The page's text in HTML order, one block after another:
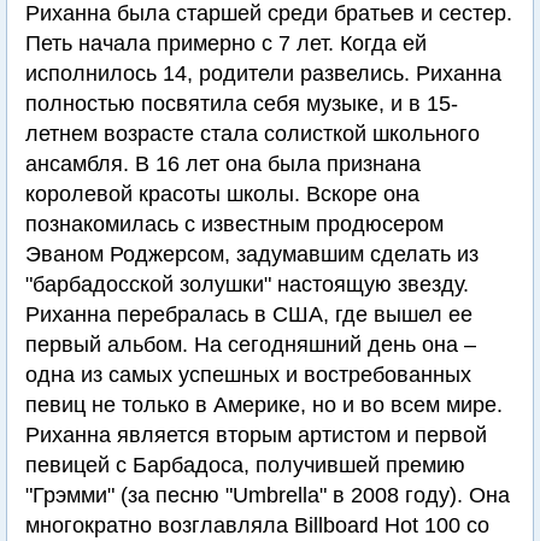
Риханна была старшей среди братьев и сестер.
Петь начала примерно с 7 лет. Когда ей
исполнилось 14, родители развелись. Риханна
полностью посвятила себя музыке, и в 15-
летнем возрасте стала солисткой школьного
ансамбля. В 16 лет она была признана
королевой красоты школы. Вскоре она
познакомилась с известным продюсером
Эваном Роджерсом, задумавшим сделать из
"барбадосской золушки" настоящую звезду.
Риханна перебралась в США, где вышел ее
первый альбом. На сегодняшний день она –
одна из самых успешных и востребованных
певиц не только в Америке, но и во всем мире.
Риханна является вторым артистом и первой
певицей с Барбадоса, получившей премию
"Грэмми" (за песню "Umbrella" в 2008 году). Она
многократно возглавляла Billboard Hot 100 со